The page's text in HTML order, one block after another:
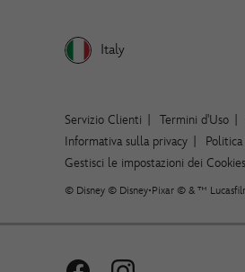
Italy
Servizio Clienti Termini d'Uso
Informativa sulla privacy
Gestisci le impostazioni dei Cookies
© Disney © Disney•Pixar © & ™